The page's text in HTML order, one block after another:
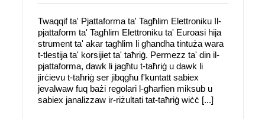
Twaqqif ta' Pjattaforma ta' Tagħlim Elettroniku Il-
pjattaform ta' Tagħlim Elettroniku ta' Euroasi hija
strument ta' akar tagħlim li għandha tintuża wara
t-tlestija ta' korsijiet ta' taħriġ. Permezz ta' din il-
pjattaforma, dawk li jagħtu t-taħriġ u dawk li
jirċievu t-taħriġ ser jibqgħu f'kuntatt sabiex
jevalwaw fuq bażi regolari l-għarfien miksub u
sabiex janalizzaw ir-riżultati tat-taħriġ wiċċ [...]